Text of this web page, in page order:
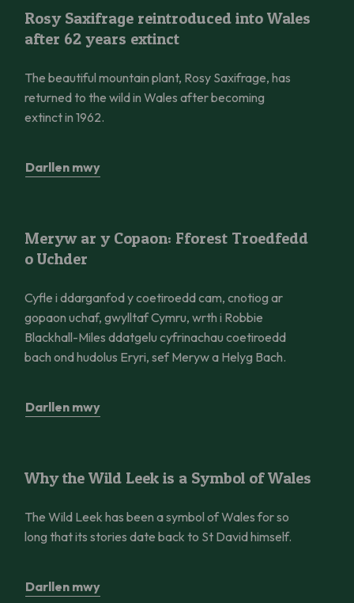
Rosy Saxifrage reintroduced into Wales
after 62 years extinct
The beautiful mountain plant, Rosy Saxifrage, has
returned to the wild in Wales after becoming
extinct in 1962.
Darllen mwy
Meryw ar y Copaon: Fforest Troedfedd
o Uchder
Cyfle i ddarganfod y coetiroedd cam, cnotiog ar
gopaon uchaf, gwylltaf Cymru, wrth i Robbie
Blackhall-Miles ddatgelu cyfrinachau coetiroedd
bach ond hudolus Eryri, sef Meryw a Helyg Bach.
Darllen mwy
Why the Wild Leek is a Symbol of Wales
The Wild Leek has been a symbol of Wales for so
long that its stories date back to St David himself.
Darllen mwy